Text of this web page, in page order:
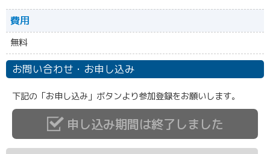
費用
無料
お問い合わせ・お申し込み
下記の「お申し込み」ボタンより参加登録をお願いします。
申し込み期間は終了しました